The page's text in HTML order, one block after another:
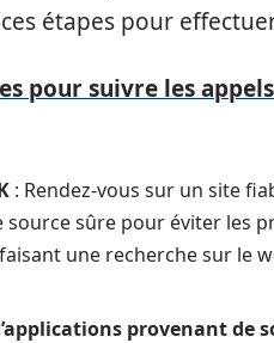
ces étapes pour
pour suivre les
: Rendez-vous sur un site
source sûre pour éviter les
une recherche sur le
provenant de